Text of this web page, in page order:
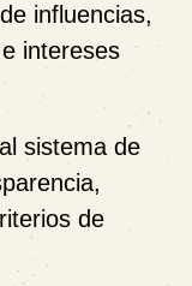
influencias,
intereses
al sistema de
de